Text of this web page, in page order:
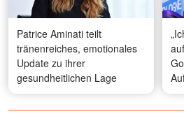
Patrice Aminati teilt
tränenreiches, emotionales
Update zu ihrer
gesundheitlichen Lage